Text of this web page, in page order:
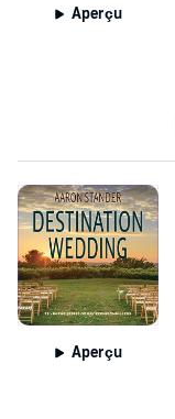
Aperçu
Aperçu